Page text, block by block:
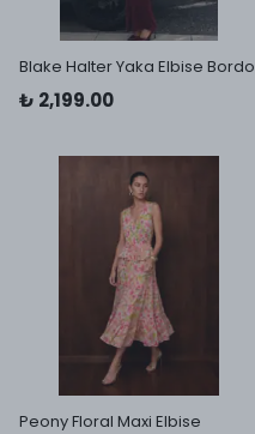
Blake Halter Yaka Elbise Bordo
₺ 2,199.00
Peony Floral Maxi Elbise